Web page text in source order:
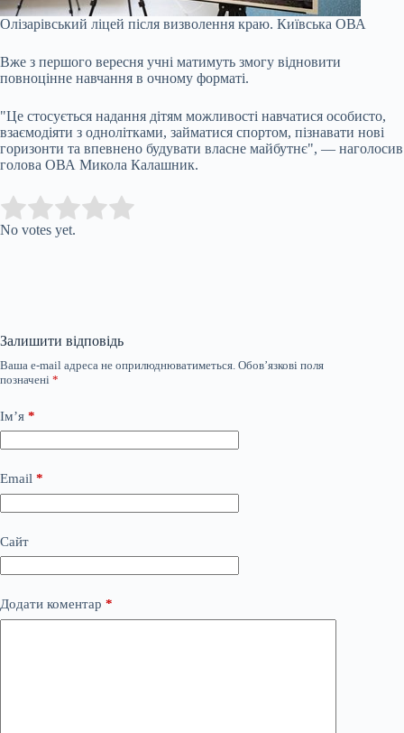
Олізарівський ліцей після визволення краю. Київська ОВА
Вже з першого вересня учні матимуть змогу відновити
повноцінне навчання в очному форматі.
"Це стосується надання дітям можливості навчатися особисто,
взаємодіяти з однолітками, займатися спортом, пізнавати нові
горизонти та впевнено будувати власне майбутнє", — наголосив
голова ОВА Микола Калашник.
Rate this item:
No votes yet.
Залишити відповідь
Ваша e-mail адреса не оприлюднюватиметься. Обов’язкові поля
позначені *
Ім’я *
Email *
Сайт
Додати коментар *